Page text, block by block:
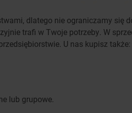
dlatego nie ograniczamy się
trafi w Twoje potrzeby. W
U nas kupisz także:
lub grupowe.